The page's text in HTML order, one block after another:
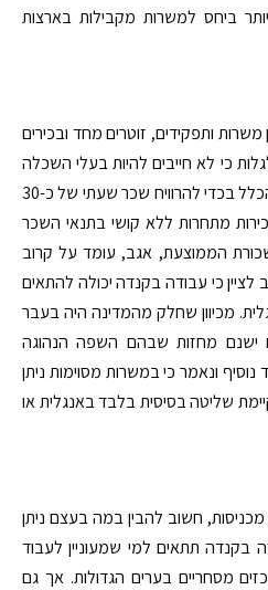
ביחס למשרות מקבילות בארצות
ותפקידים, זוטרים מחד ובכירים
כי לא חייבים להיות בעלי השכלה
גבוה או בעלי רקע טכני יוצא מן הכלל בכדי להרוויח שכר שעתי של כ-30
בכירות מתחרות ללא קושי בתנאי השכר
הממוצעת, אגב, עומד על קרוב
לציין כי עבודה בקנדה יכולה להתאים
מכיוון שחלק מהמדינה היה בעבר
ישנם מחזות שבהם השפה הנהוגה
ונאמר כי במשרות מסוימות ניתן
שליטה בסיסית בלבד באנגלית או
חשוב להבין במה בעצם ניתן
בקנדה תתאים למי שמעוניין לעבוד
מסחריים בערים הגדולות. אך גם